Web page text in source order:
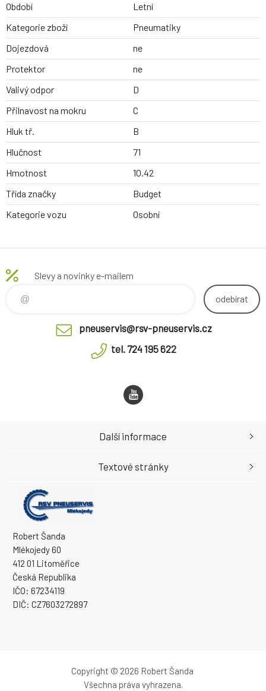
Období
Letní
Kategorie zboží
Pneumatiky
Dojezdová
ne
Protektor
ne
Valivý odpor
D
Přilnavost na mokru
C
Hluk tř.
B
Hlučnost
71
Hmotnost
10.42
Třída značky
Budget
Kategorie vozu
Osobní
Slevy a novinky e-mailem
odebírat
pneuservis@rsv-pneuservis.cz
tel. 724 195 622
Robert Šanda
Mlékojedy 60
412 01 Litoměřice
Česká Republika
IČO: 67234119
DIČ: CZ7603272897
Další informace
Textové stránky
Copyright © 2026 Robert Šanda
Všechna práva vyhrazena.